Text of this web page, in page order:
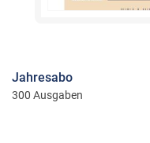
Jahresabo
300 Ausgaben